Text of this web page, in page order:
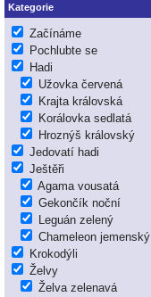
Kategorie
Začínáme
Pochlubte se
Hadi
Užovka červená
Krajta královská
Korálovka sedlatá
Hroznýš královský
Jedovatí hadi
Ještěři
Agama vousatá
Gekončík noční
Leguán zelený
Chameleon jemenský
Krokodýli
Želvy
Želva zelenavá